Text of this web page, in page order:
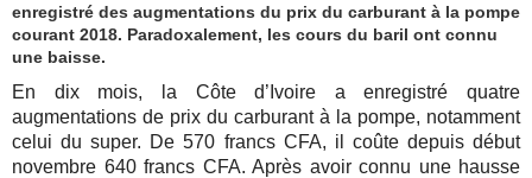
enregistré des augmentations du prix du carburant à la pompe
courant 2018. Paradoxalement, les cours du baril ont connu
une baisse.
En dix mois, la Côte d’Ivoire a enregistré quatre
augmentations de prix du carburant à la pompe, notamment
celui du super. De 570 francs CFA, il coûte depuis début
novembre 640 francs CFA. Après avoir connu une hausse